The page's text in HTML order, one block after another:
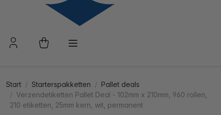
Start Starterspakketten
Pallet deals
Verzendetiketten Pallet Deal - 102mm x 210mm, 960 rollen,
210 etiketten, 25mm kern, wit, permanent